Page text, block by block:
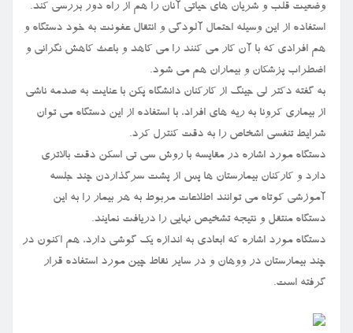
وضعیت قلب و شریان های حیاتی آنان را هم از راه دور بررسی کند.
استفاده از این وسیله احتمال آلودگی و انتقال عفونت به خود دستگاه و
هم افرادی که با آن کار می کنند را می کاهد و باعث کاهش نگرانی و
اضطراب پزشکان و بیماران هم می شود.
به گفته دکتر لی جینگ از کارکنان دانشگاه پکن با عنایت به صدمه ناشی
از بیماری کرونا به ریه های افراد، با استفاده از این دستگاه می توان
شرایط تنفسی اشخاص را به دقت کنترل کرد.
دستگاه مورد اشاره در مقایسه با روش سی تی اسکن دقت بالاتری
دارد و کارکنان بیمارستان ها پس از پشت سرگذاردن چند جلسه
آموزشی کوتاه می توانند اطلاعات مربوط به هر بیمار را به این
دستگاه منتقل و نتیجه تشخیص نهایی را دریافت نمایند.
دستگاه مورد اشاره که ابعادی به اندازه یک گوشی دارد، هم اکنون در
چند بیمارستان در ووهان و در سایر نقاط چین مورد استفاده قرار
گرفته است.